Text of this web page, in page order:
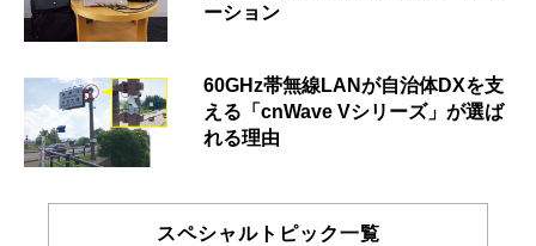
ーション
60GHz帯無線LANが自治体DXを支
える「cnWave Vシリーズ」が選ば
れる理由
スペシャルトピック一覧